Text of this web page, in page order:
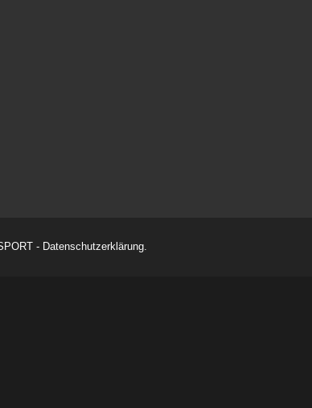
- Datenschutzerklärung.